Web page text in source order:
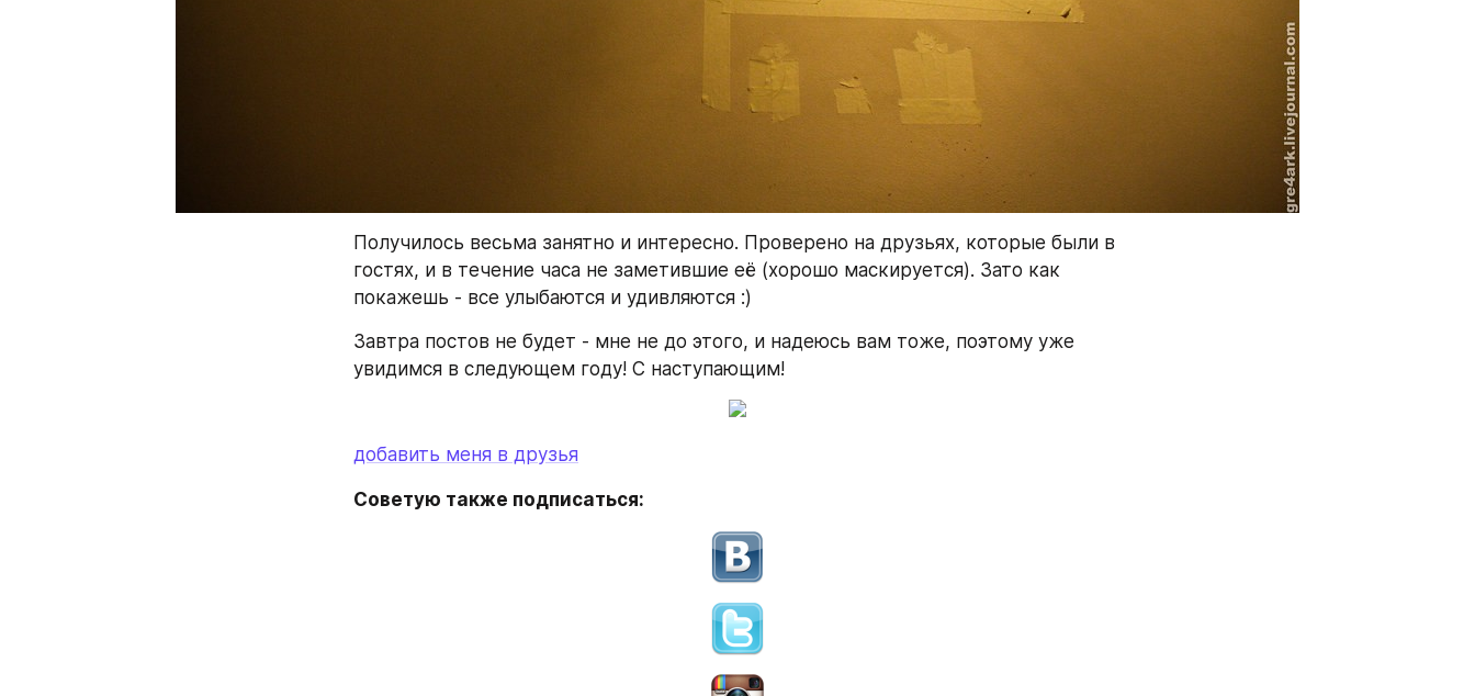
Получилось весьма занятно и интересно. Проверено на друзьях, которые были в
гостях, и в течение часа не заметившие её (хорошо маскируется). Зато как
покажешь - все улыбаются и удивляются :)
Завтра постов не будет - мне не до этого, и надеюсь вам тоже, поэтому уже
увидимся в следующем году! С наступающим!
добавить меня в друзья
Советую также подписаться: